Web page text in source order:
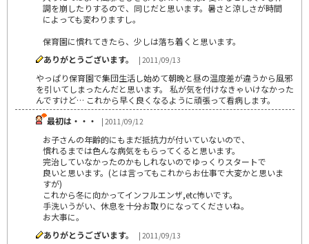
調を崩したりするので、同じだと思います。暑さと涼しさが時間
によっても変わりますし。
保育園に慣れてきたら、少しは落ち着くと思います。
ありがとうございます。
| 2011/09/13
やっぱり保育園で集団生活し始めて朝晩と昼の温度差が違うから風邪
を引いてしまったんだと思います。 私が気を付けなきゃいけなかった
んですけど… これから早く良くなるように頑張って看病します。
最初は・・・
| 2011/09/12
お子さんの年齢的にもまだ抵抗力が付いていないので、
慣れるまでは色んな病気をもらってくると思います。
完治していなかったのかもしれないのでゆっくりスタートで
良いと思います。(とは言ってもこれからお仕事で大変かと思いま
すが)
これから冬に向かってインフルエンザ,etc怖いです。
手洗いうがい、休息を十分お取りになってくださいね。
お大事に。
ありがとうございます。
| 2011/09/13